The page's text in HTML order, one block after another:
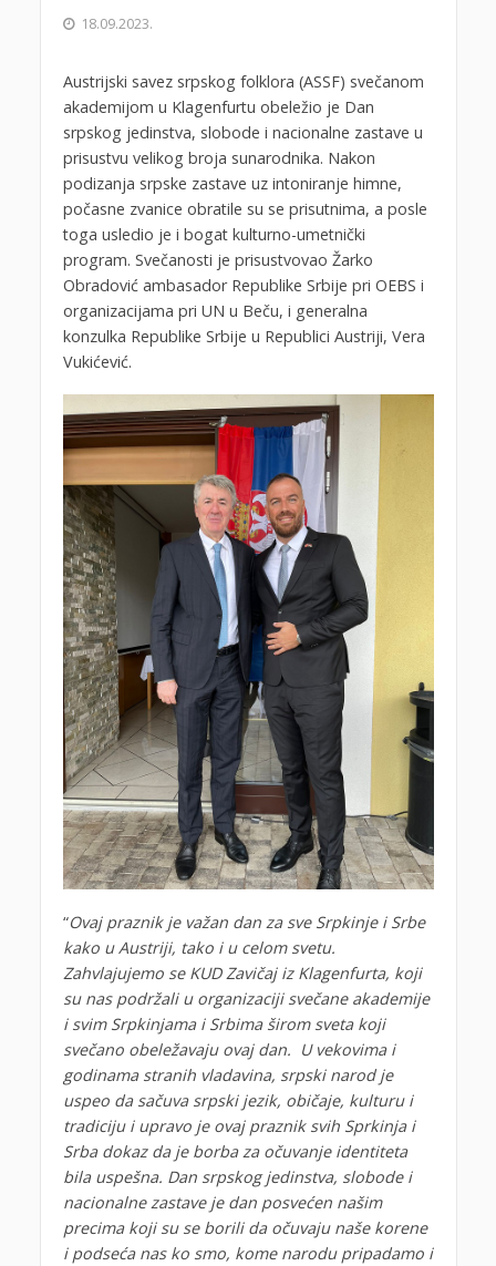
18.09.2023.
Austrijski savez srpskog folklora (ASSF) svečanom
akademijom u Klagenfurtu obeležio je Dan
srpskog jedinstva, slobode i nacionalne zastave u
prisustvu velikog broja sunarodnika. Nakon
podizanja srpske zastave uz intoniranje himne,
počasne zvanice obratile su se prisutnima, a posle
toga usledio je i bogat kulturno-umetnički
program. Svečanosti je prisustvovao Žarko
Obradović ambasador Republike Srbije pri OEBS i
organizacijama pri UN u Beču, i generalna
konzulka Republike Srbije u Republici Austriji, Vera
Vukićević.
“Ovaj praznik je važan dan za sve Srpkinje i Srbe
kako u Austriji, tako i u celom svetu.
Zahvlajujemo se KUD Zavičaj iz Klagenfurta, koji
su nas podržali u organizaciji svečane akademije
i svim Srpkinjama i Srbima širom sveta koji
svečano obeležavaju ovaj dan. U vekovima i
godinama stranih vladavina, srpski narod je
uspeo da sačuva srpski jezik, običaje, kulturu i
tradiciju i upravo je ovaj praznik svih Sprkinja i
Srba dokaz da je borba za očuvanje identiteta
bila uspešna. Dan srpskog jedinstva, slobode i
nacionalne zastave je dan posvećen našim
precima koji su se borili da očuvaju naše korene
i podseća nas ko smo, kome narodu pripadamo i